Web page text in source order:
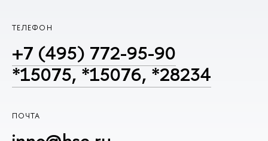
ТЕЛЕФОН
+7 (495) 772-95-90
*15075, *15076, *28234
ПОЧТА